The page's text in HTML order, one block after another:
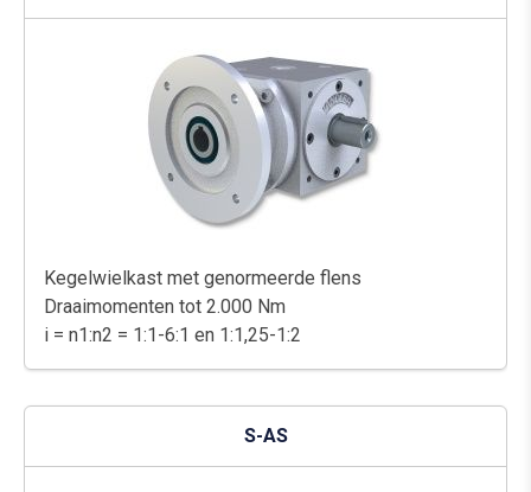
Kegelwielkast met genormeerde flens
Draaimomenten tot 2.000 Nm
i = n1:n2 = 1:1-6:1 en 1:1,25-1:2
S-AS